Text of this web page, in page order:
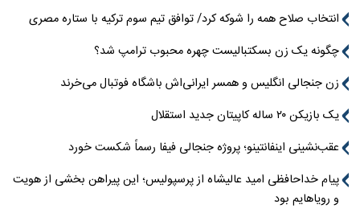
انتخاب صلاح همه را شوکه کرد/ توافق تیم سوم ترکیه با ستاره مصری
چگونه یک زن بسکتبالیست چهره محبوب ترامپ شد؟
زن جنجالی انگلیس و همسر ایرانی‌اش باشگاه فوتبال می‌خرند
یک بازیکن ۲۰ ساله کاپیتان جدید استقلال
عقب‌نشینی اینفانتینو؛ پروژه جنجالی فیفا رسماً شکست خورد
پیام خداحافظی امید عالیشاه از پرسپولیس؛ این پیراهن بخشی از هویت
و رویاهایم بود